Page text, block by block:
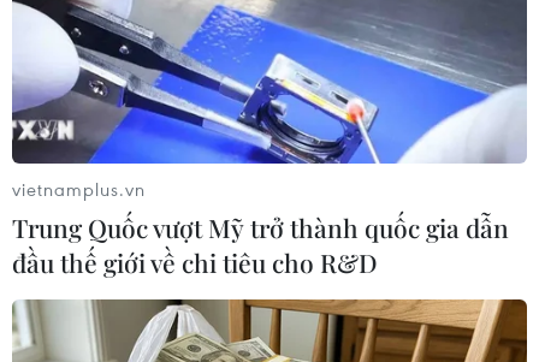
TIN LIÊN QUAN
vietnamplus.vn
Trung Quốc vượt Mỹ trở thành quốc gia dẫn
đầu thế giới về chi tiêu cho R&D